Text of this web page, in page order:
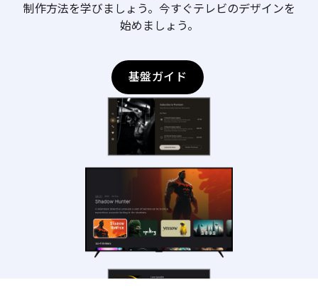
制作方法を学びましょう。今すぐテレビのデザインを
始めましょう。
基盤ガイド